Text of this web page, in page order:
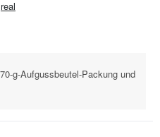
real
g-Aufgussbeutel-Packung und